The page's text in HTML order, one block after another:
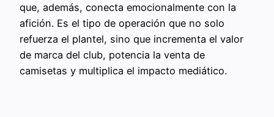
que, además, conecta emocionalmente con la
afición. Es el tipo de operación que no solo
refuerza el plantel, sino que incrementa el valor
de marca del club, potencia la venta de
camisetas y multiplica el impacto mediático.